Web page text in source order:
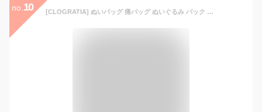
no. 10 [CLOGRATIA] ぬいバッグ 痛バッグ ぬいぐるみ バック 痛バ ミニ 推し活バック ショルダー 推しぬい オタ活 (ブラック)